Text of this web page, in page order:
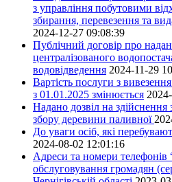
з управління побутовими
збирання, перевезення та
2024-12-27 09:08:39
Публічний договір про
централізованого
водовідведення 2024-11-29
Вартість послуги з
з 01.01.2025 змінюється
Надано дозвіл на здійснення
збору деревини паливної
До уваги осіб, які
2024-08-02 12:01:16
Адреси та номери телефонів
обслуговування громадян